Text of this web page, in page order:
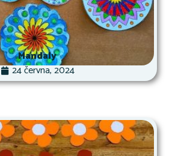
Mandaly
24 června, 2024